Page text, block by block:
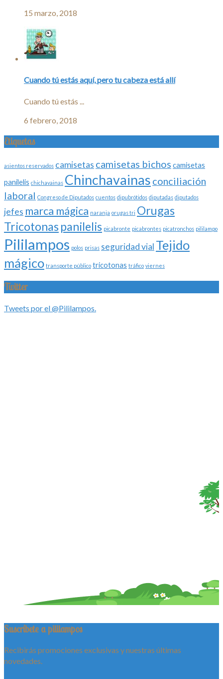
15 marzo, 2018
Cuando tú estás aquí, pero tu cabeza está allí
Cuando tú estás ...
6 febrero, 2018
Etiquetas
asientos reservados camisetas camisetas bichos camisetas
panilelis chichavainas Chinchavainas conciliación
laboral Congreso de Diputados cuentos dipubrótidos diputadas diputados
jefes marca mágica naranja orugas tri Orugas
Tricotonas panilelis picabronte picabrontes picatronchos pililampo
Pililampos polos prisas seguridad vial Tejido
mágico transporte público tricotonas tráfico viernes
Twitter
Tweets por el @Pililampos.
Suscríbete a pililampos
Recibirás promociones exclusivas y nuestras últimas
novedades.